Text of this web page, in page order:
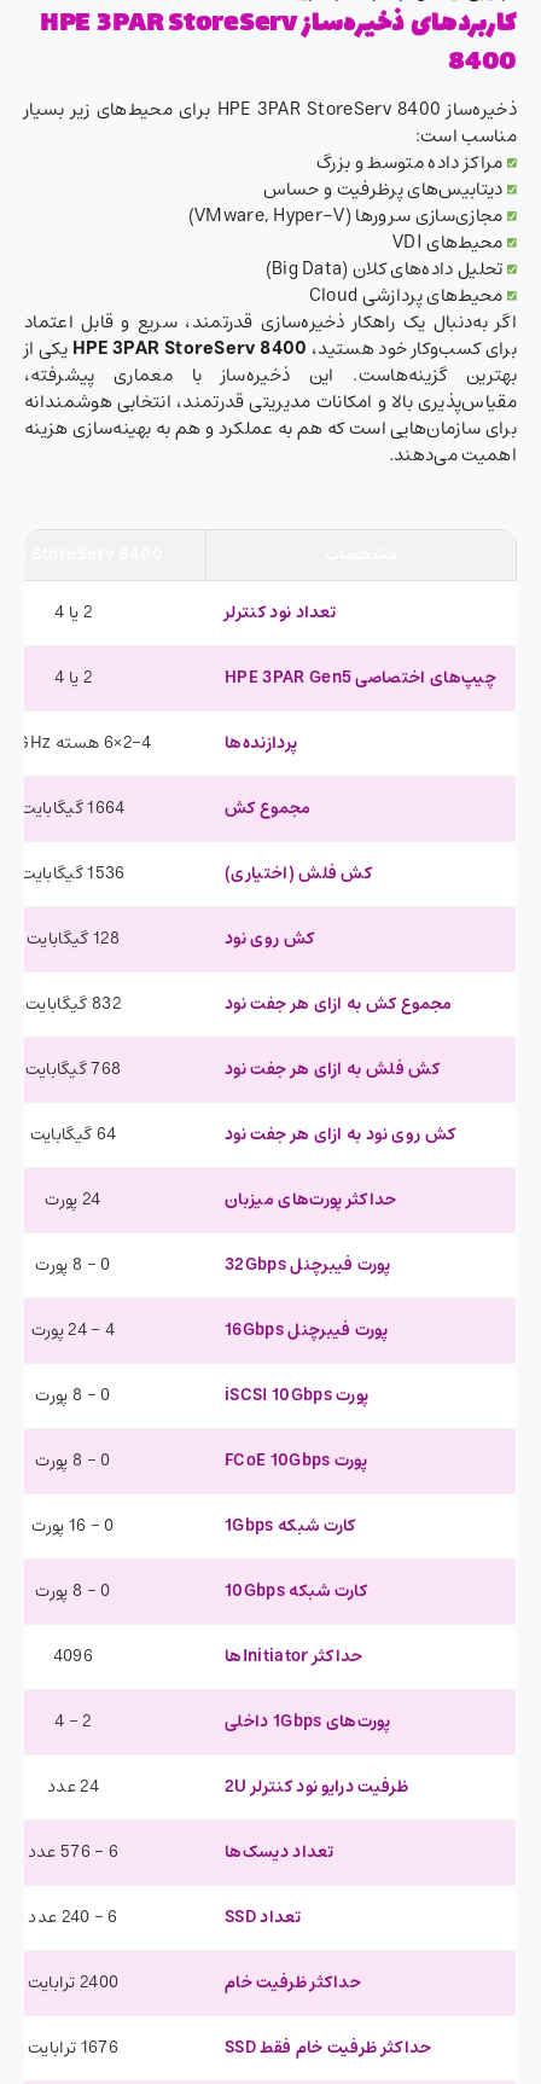
کاربردهای ذخیره‌ساز HPE 3PAR StoreServ
8400
ذخیره‌ساز HPE 3PAR StoreServ 8400 برای محیط‌های زیر بسیار
مناسب است:
مراکز داده متوسط و بزرگ
دیتابیس‌های پرظرفیت و حساس
مجازی‌سازی سرورها (VMware, Hyper-V)
محیط‌های VDI
تحلیل داده‌های کلان (Big Data)
محیط‌های پردازشی Cloud
اگر به‌دنبال یک راهکار ذخیره‌سازی قدرتمند، سریع و قابل اعتماد
برای کسب‌وکار خود هستید، HPE 3PAR StoreServ 8400یکی از
بهترین گزینه‌هاست. این ذخیره‌ساز با معماری پیشرفته،
مقیاس‌پذیری بالا و امکانات مدیریتی قدرتمند، انتخابی هوشمندانه
برای سازمان‌هایی است که هم به عملکرد و هم به بهینه‌سازی هزینه
اهمیت می‌دهند.
تعداد نود کنترلر
2 یا 4
چیپ‌های اختصاصی HPE 3PAR Gen5 2 یا 4
پردازنده‌ها 2-4×6 هسته 2.2GHz
مجموع کش 1664 گیگابایت
کش فلش (اختیاری) 1536 گیگابایت
کش روی نود 128 گیگابایت
مجموع کش به ازای هر جفت نود 832 گیگابایت
کش فلش به ازای هر جفت نود 768 گیگابایت
کش روی نود به ازای هر جفت نود 64 گیگابایت
حداکثر پورت‌های میزبان 24 پورت
پورت فیبرچنل 32Gbps 0 – 8 پورت
پورت فیبرچنل 16Gbps 4 – 24 پورت
پورت iSCSI 10Gbps 0 – 8 پورت
پورت FCoE 10Gbps 0 – 8 پورت
کارت شبکه 1Gbps 0 – 16 پورت
کارت شبکه 10Gbps 0 – 8 پورت
حداکثر Initiatorها 4096
پورت‌های 1Gbps داخلی 2 – 4
ظرفیت درایو نود کنترلر 2U 24 عدد
تعداد دیسک‌ها 6 – 576 عدد
تعداد SSD 6 – 240 عدد
حداکثر ظرفیت خام 2400 ترابایت
حداکثر ظرفیت خام فقط SSD 1676 ترابایت